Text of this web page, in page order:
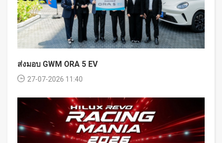
ส่งมอบ GWM ORA 5 EV
27-07-2026 11:40